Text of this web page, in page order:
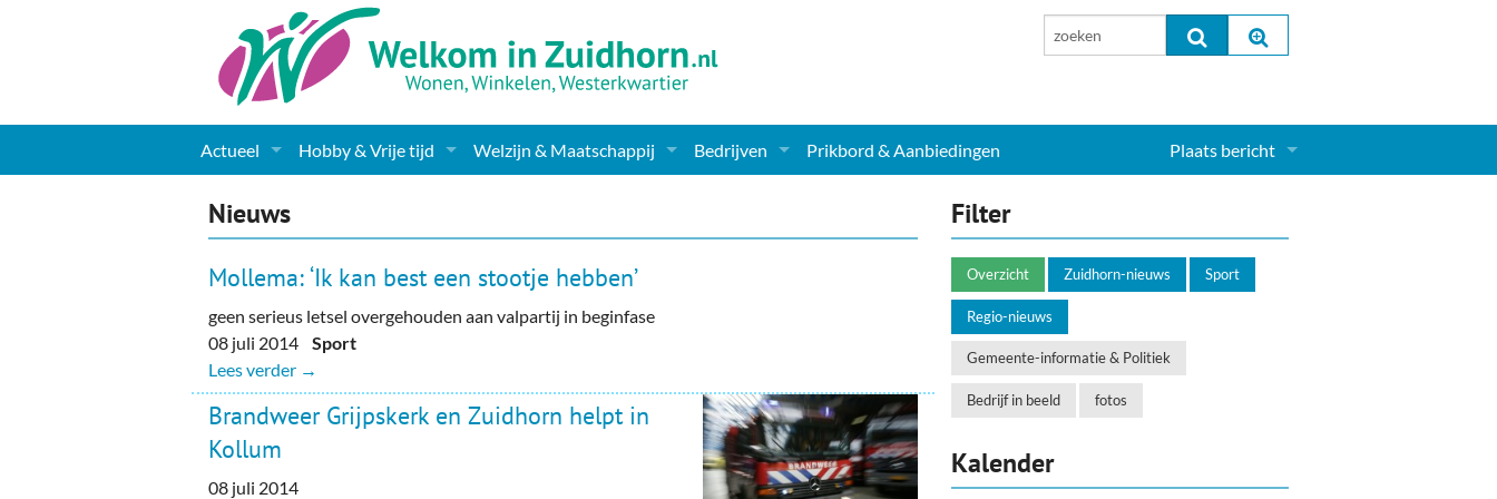
Actueel
Nieuws
Woningaanbod
Columns & Redactioneel
Foto-pagina
Hobby & Vrije tijd
Muziek
Toerisme & Musea
Welzijn & Maatschappij
Levensbeschouwelijk
Bedrijven
Horeca & Uitgaan
Vervoer, Auto's & Fietsen
Prikbord & Aanbiedingen Plaats bericht
Nieuws
Mollema: ‘Ik kan best een stootje hebben’
geen serieus letsel overgehouden aan valpartij in beginfase
08 juli 2014Sport
Lees verder →
Brandweer Grijpskerk en Zuidhorn helpt in
Kollum
08 juli 2014
Filter
Overzicht Zuidhorn-nieuws Sport
Regio-nieuws
Gemeente-informatie & Politiek
Bedrijf in beeld fotos
Kalender